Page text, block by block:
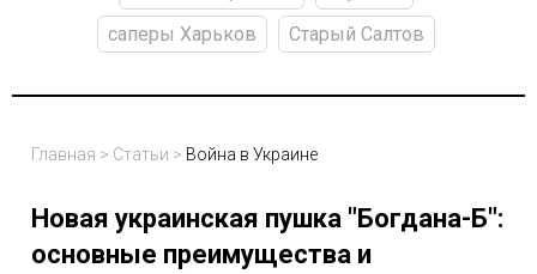
саперы Харьков
Старый Салтов
Главная > Статьи > Война в Украине
Новая украинская пушка "Богдана-Б":
основные преимущества и